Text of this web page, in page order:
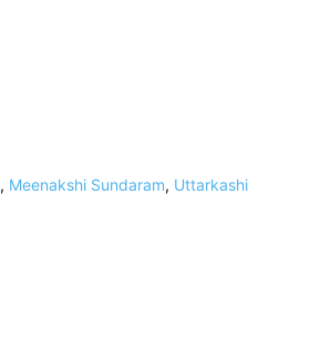
, Meenakshi Sundaram, Uttarkashi